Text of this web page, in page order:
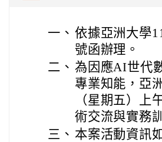
一、 依據亞洲大學
號函辦理。
二、 為因應AI世代
專業知能，亞
（星期五）上
術交流與實務
三、 本案活動資訊